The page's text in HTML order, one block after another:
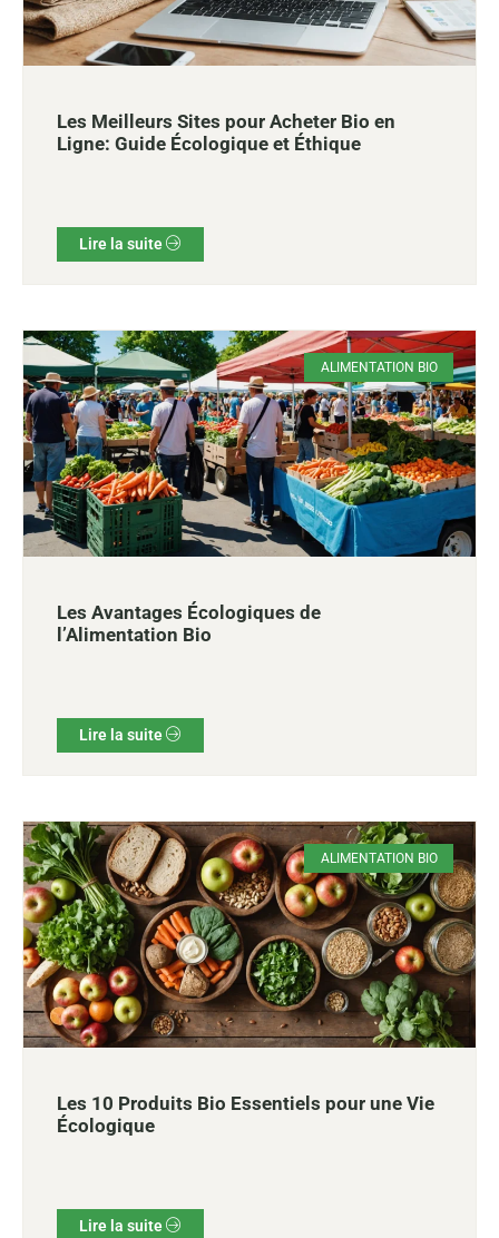
Les Meilleurs Sites pour Acheter Bio en
Ligne: Guide Écologique et Éthique
Lire la suite
ALIMENTATION BIO
Les Avantages Écologiques de
l’Alimentation Bio
Lire la suite
ALIMENTATION BIO
Les 10 Produits Bio Essentiels pour une Vie
Écologique
Lire la suite